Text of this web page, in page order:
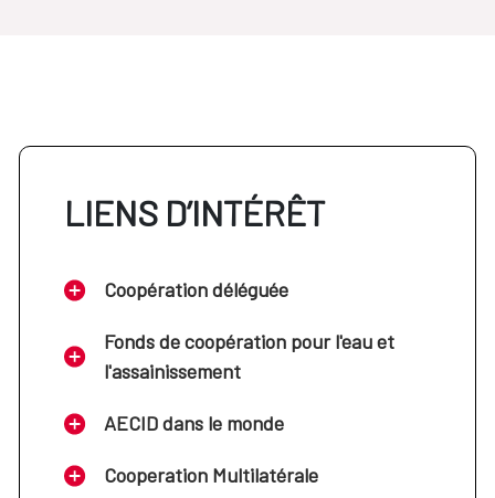
LIENS D’INTÉRÊT
Coopération déléguée
Fonds de coopération pour l'eau et
l'assainissement
AECID dans le monde
Cooperation Multilatérale